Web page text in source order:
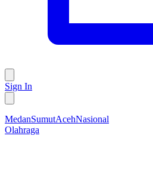
Sign In
MedanSumutAcehNasional
Olahraga